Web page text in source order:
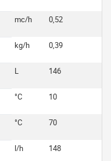
mc/h 0,52
kg/h 0,39
L 146
°C 10
°C 70
l/h 148